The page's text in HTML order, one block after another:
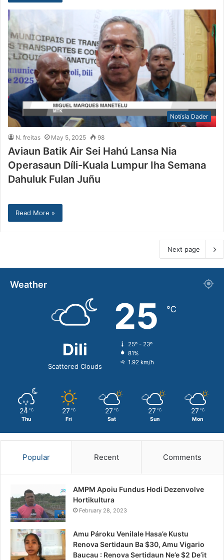
Notísia Dader
N. freitas May 5, 2025 98
Aviaun Batik Air Sei Hahú Lansa Nia
Operasaun Díli-Kuala Lumpur Iha Semana
Dahuluk Fulan Juñu
Read More »
Next page
Weather
Dili
Scattered Clouds
25 ℃
25º - 23º
81%
1.92 km/h
24 ℃
Thu
27 ℃
Fri
27 ℃
Sat
27 ℃
Sun
27 ℃
Mon
Popular Recent Comments
AMPM Apoiu Fundus Hodi Dezenvolve
Hortikultura
February 28, 2023
Amu Pároku Venilale Hasa’e Kustu
Renova Sertidaun Ba $30, Amu Vigario
Baucau : Renova Sertidaun Ne’e $2 De’it